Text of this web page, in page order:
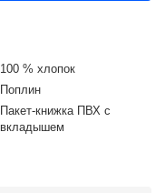
100 % хлопок
Поплин
Пакет-книжка ПВХ с
вкладышем